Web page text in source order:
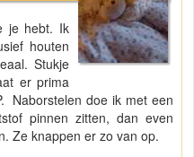
je hebt. Ik
houten
Stukje
er prima
Naborstelen doe ik met een
pinnen zitten, dan even
Ze knappen er zo van op.